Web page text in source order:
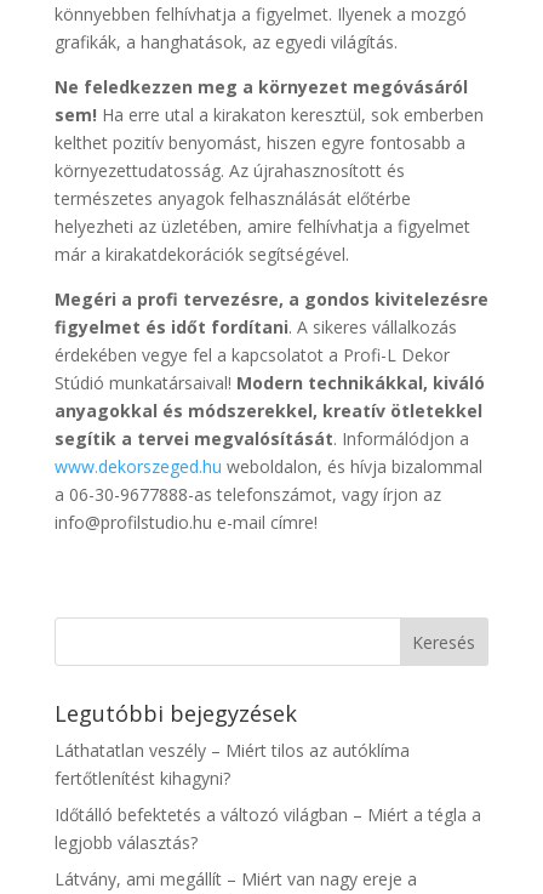
könnyebben felhívhatja a figyelmet. Ilyenek a mozgó
grafikák, a hanghatások, az egyedi világítás.
Ne feledkezzen meg a környezet megóvásáról
sem! Ha erre utal a kirakaton keresztül, sok emberben
kelthet pozitív benyomást, hiszen egyre fontosabb a
környezettudatosság. Az újrahasznosított és
természetes anyagok felhasználását előtérbe
helyezheti az üzletében, amire felhívhatja a figyelmet
már a kirakatdekorációk segítségével.
Megéri a profi tervezésre, a gondos kivitelezésre
figyelmet és időt fordítani. A sikeres vállalkozás
érdekében vegye fel a kapcsolatot a Profi-L Dekor
Stúdió munkatársaival! Modern technikákkal, kiváló
anyagokkal és módszerekkel, kreatív ötletekkel
segítik a tervei megvalósítását. Informálódjon a
www.dekorszeged.hu weboldalon, és hívja bizalommal
a 06-30-9677888-as telefonszámot, vagy írjon az
info@profilstudio.hu e-mail címre!
Legutóbbi bejegyzések
Láthatatlan veszély – Miért tilos az autóklíma
fertőtlenítést kihagyni?
Időtálló befektetés a változó világban – Miért a tégla a
legjobb választás?
Látvány, ami megállít – Miért van nagy ereje a